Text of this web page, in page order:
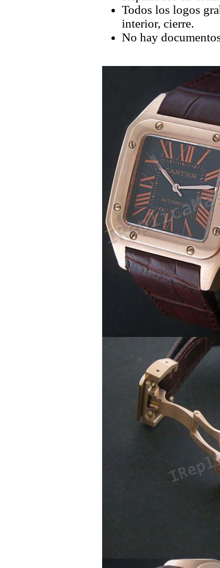
Todos los logos
interior, cierre.
No hay